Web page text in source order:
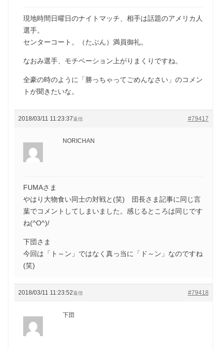
現地時間日曜日のナイトマッチ、相手は話題のアメリカ人
選手。
センターコート。（たぶん）満員御礼。
なおみ選手、モチベーション上がりまくりですね。
全豪の時のように「勝っちゃってごめんなさい」のコメン
トが聞きたいな。
2018/03/11 11:23:37 #79417
返信
NORICHAN
FUMAさま
やはり大物食い同士の対戦と(笑) 団長さま記事に同じ言
葉でコメントしてしまいました。感じるところは同じです
ね(^O^)/
下団さま
今回は「ト～ン」ではなく真っ当に「ド～ン」なのですね
(笑)
2018/03/11 11:23:52 #79418
返信
下団